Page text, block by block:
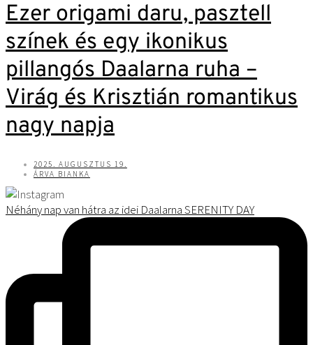
Ezer origami daru, pasztell
színek és egy ikonikus
pillangós Daalarna ruha –
Virág és Krisztián romantikus
nagy napja
2025. AUGUSZTUS 19.
ÁRVA BIANKA
Néhány nap van hátra az idei Daalarna SERENITY DAY